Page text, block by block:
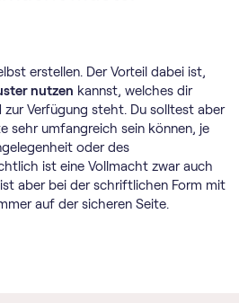
erstellen. Der Vorteil dabei ist,
nutzen kannst, welches dir
zur Verfügung steht. Du solltest aber
sehr umfangreich sein können, je
oder des
ist eine Vollmacht zwar auch
aber bei der schriftlichen Form mit
auf der sicheren Seite.